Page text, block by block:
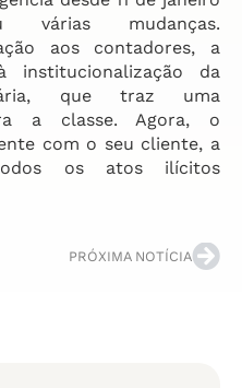
mudanças.
aos contadores, a
institucionalização da
que traz uma
a classe. Agora, o
com o seu cliente, a
os atos ilícitos
PRÓXIMA NOTÍCIA